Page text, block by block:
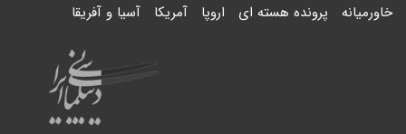
خاورمیانه پرونده هسته ای اروپا آمریکا آسیا و آفریقا